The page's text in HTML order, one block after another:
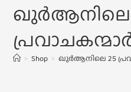
ഖുർആനിലെ
> Shop > ഖുർആനിലെ 25